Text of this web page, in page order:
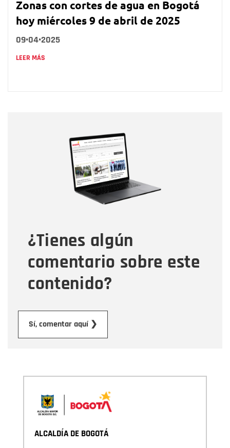
Zonas con cortes de agua en Bogotá
hoy miércoles 9 de abril de 2025
09•04•2025
LEER MÁS
¿Tienes algún
comentario sobre este
contenido?
Sí, comentar aquí ❯
Correo electrónico
Tipo de comentario
Mensaje
ALCALDÍA DE BOGOTÁ